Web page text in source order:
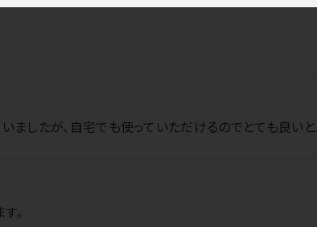
したが、自宅でも使っていただけるのでとても良いと
。